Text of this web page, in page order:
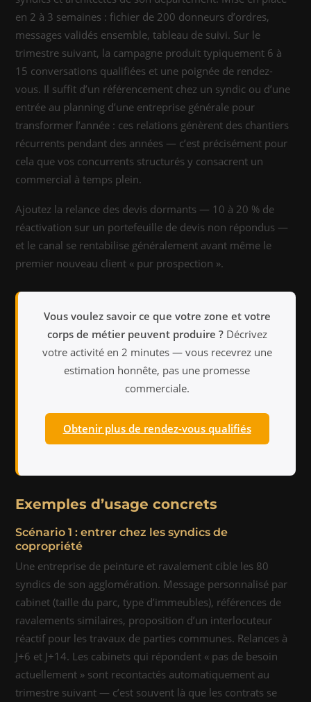
en 2 à 3 semaines : fichier de 200 donneurs d’ordres,
messages validés ensemble, tableau de suivi. Sur le
trimestre suivant, la campagne produit typiquement 6 à
15 conversations qualifiées et une poignée de rendez-
vous. Il suffit d’un référencement chez un syndic ou d’une
entrée au planning d’une entreprise générale pour
transformer l’année : ces relations génèrent des chantiers
récurrents pendant des années — c’est précisément pour
cela que vos concurrents structurés y consacrent un
commercial à temps plein.
Ajoutez la relance des devis dormants — 10 à 20 % de
réactivation sur un portefeuille de devis non répondus —
et le canal se rentabilise généralement avant même le
premier nouveau client « pur prospection ».
Vous voulez savoir ce que votre zone et votre
corps de métier peuvent produire ?Décrivez
votre activité en 2 minutes — vous recevrez une
estimation honnête, pas une promesse
commerciale.
Obtenir plus de rendez-vous qualifiés
Exemples d’usage concrets
Scénario 1 : entrer chez les syndics de
copropriété
Une entreprise de peinture et ravalement cible les 80
syndics de son agglomération. Message personnalisé par
cabinet (taille du parc, type d’immeubles), références de
ravalements similaires, proposition d’un interlocuteur
réactif pour les travaux de parties communes. Relances à
J+6 et J+14. Les cabinets qui répondent « pas de besoin
actuellement » sont recontactés automatiquement au
trimestre suivant — c’est souvent là que les contrats se